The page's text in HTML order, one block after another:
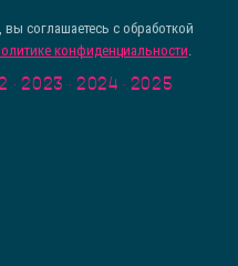
соглашаетесь с обработкой
конфиденциальности
· 2023 · 2024 · 2025